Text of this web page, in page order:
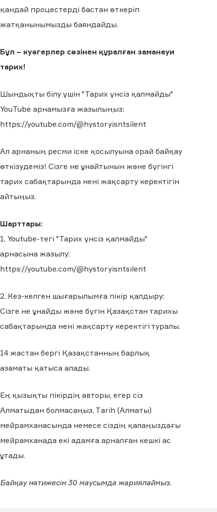
қандай процестерді бастан өткеріп
жатқанынымызды баяндайды.
Бұл – куәгерлер сөзінен құралған заманауи
тарих!
Шындықты білу үшін "Тарих үнсіз қалмайды"
YouTube арнамызға жазылыңыз:
https://youtube.com/@hystoryisntsilent
Ал арнаның ресми іске қосылуына орай байқау
өткізудеміз! Сізге не ұнайтынын және бүгінгі
тарих сабақтарында нені жақсарту керектігін
айтыңыз.
Шарттары:
1.⁠ ⁠Youtube-тегі "Тарих үнсіз қалмайды"
арнасына жазылу:
https://youtube.com/@hystoryisntsilent
2.⁠ ⁠Кез-келген шығарылымға пікір қалдыру:
Сізге не ұнайды және бүгін Қазақстан тарихы
сабақтарында нені жақсарту керектігі туралы.
14 жастан бергі Қазақстанның барлық
азаматы қатыса алады.
Ең қызықты пікірдің авторы, егер сіз
Алматыдан болмасаңыз, Тarih (Алматы)
мейрамханасында немесе сіздің қалаңыздағы
мейрамханада екі адамға арналған кешкі ас
ұтады.
Байқау нәтижесін 30 маусымда жариялаймыз.